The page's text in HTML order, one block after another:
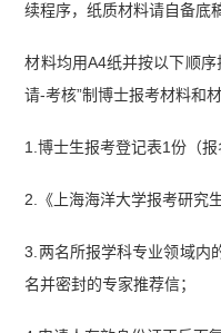
续程序，纸质材料请自备底
材料均用A4纸并按以下顺
请-考核”制博士报考材料和材
1.博士生报考登记表1份（
2.《上海海洋大学报考研究
3.两名所报学科专业领域内
名并密封的专家推荐信；